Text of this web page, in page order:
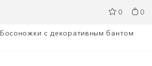
0 0
Босоножки с декоративным бантом